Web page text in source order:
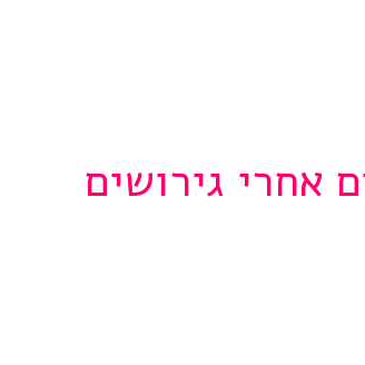
אחרי גירושים